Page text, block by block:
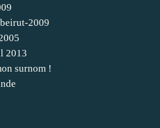
2009
2013
surnom !